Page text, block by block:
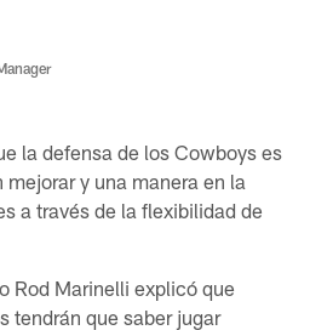
la defensa de los Cowboys es
y una manera en la
a través de la flexibilidad de
Rod Marinelli explicó que
tendrán que saber jugar